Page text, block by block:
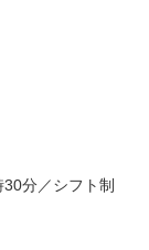
分／シフト制